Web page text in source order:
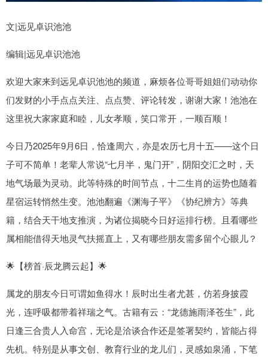
文|远见卓识池池
编辑|远见卓识池池
欢迎大家来到远见卓识池池的频道，麻烦各位哥哥姐姐们动动你
们发财的小手点点关注、点点赞、评论转发，谢谢大家！池池在
这里祝大家家庭和睦，儿女孝顺，笑口常开，一顺百顺！
今日乃2025年9月6日，恰逢周六，亦是农历七月十五——这个日
子可不简单！老辈人常说“七月半，鬼门开”，阴阳交汇之时，天
地气场最为灵动。此等特殊的时间节点，十二生肖的运势也随着
星宿运转悄然生变。池池翻遍《渊海子平》《协纪辨方》等典
籍，结合天干地支推演，为诸位揭晓今日好运排行榜。且看哪些
属相能借得天地灵气扶摇直上，又有哪些朋友需多留个心眼儿？
🌟【榜首·辰龙腾云起】🌟
属龙的朋友今日可谓如鱼得水！辰时出生者尤甚，仿若身披霞
光，连呼吸都带着祥瑞之气。古籍有云：“龙德施雨泽苍生”，此
日逢三合贵人入命宫，无论是洽谈合作还是签署契约，皆能占得
先机。特别是从事文创、教育行业的龙儿们，灵感如泉涌，下笔